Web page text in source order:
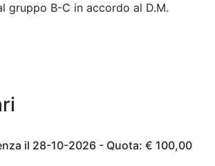
gruppo B-C in accordo al D.M.
il 28-10-2026 - Quota: € 100,00